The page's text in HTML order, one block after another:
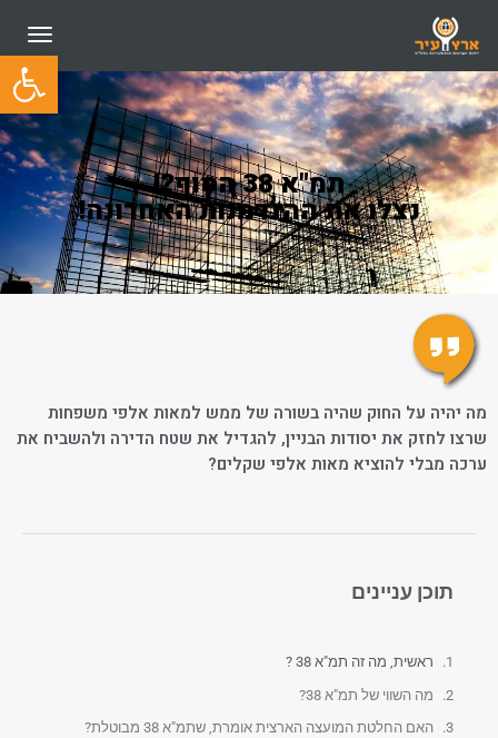
פתח
תפריט
תמ"א 38 הסוף?!
נצלו את ההזדמנות האחרונה!
תוכן עניינים
ראשית, מה זה תמ"א 38 ?
מה השווי של תמ"א 38?
האם החלטת המועצה הארצית אומרת, שתמ"א 38 מבוטלת?
מה יהיה על החוק שהיה בשורה של ממש למאות אלפי משפחות
שרצו לחזק את יסודות הבניין, להגדיל את שטח הדירה ולהשביח את
ערכה מבלי להוציא מאות אלפי שקלים?